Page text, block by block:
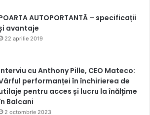
AUTOPORTANTĂ – specificații
avantaje
22 aprilie 2019
cu Anthony Pille, CEO Mateco:
performanței în închirierea de
pentru acces și lucru la înălțime
Balcani
2 octombrie 2023